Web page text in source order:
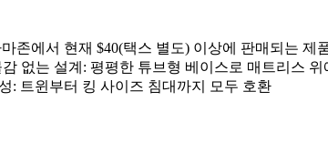
존에서 현재 $40(택스 별도) 이상에 판매되는
없는 설계: 평평한 튜브형 베이스로 매트리스
: 트윈부터 킹 사이즈 침대까지 모두 호환